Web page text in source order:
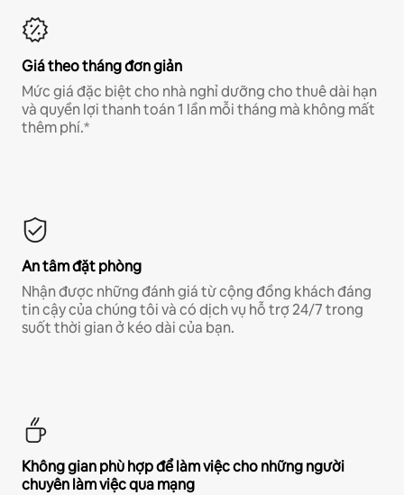
Giá theo tháng đơn giản
Mức giá đặc biệt cho nhà nghỉ dưỡng cho thuê dài hạn
và quyền lợi thanh toán 1 lần mỗi tháng mà không mất
thêm phí.*
An tâm đặt phòng
Nhận được những đánh giá từ cộng đồng khách đáng
tin cậy của chúng tôi và có dịch vụ hỗ trợ 24/7 trong
suốt thời gian ở kéo dài của bạn.
Không gian phù hợp để làm việc cho những người
chuyên làm việc qua mạng